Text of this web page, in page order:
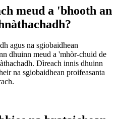
meud a 'bhooth an
agus na sgiobaidhean
dhuinn meud a 'mhòr-chuid de
Dìreach innis dhuinn
na sgiobaidhean proifeasanta